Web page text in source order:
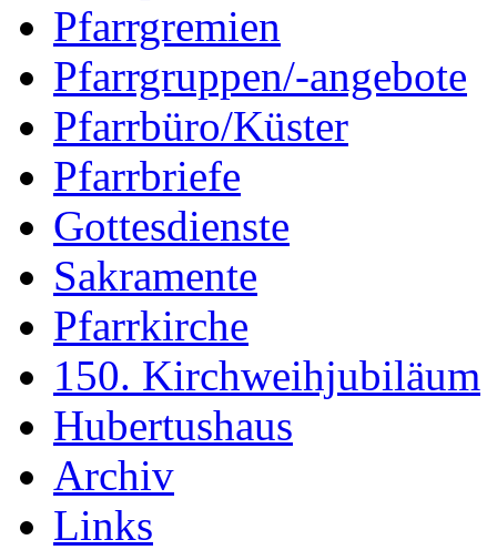
Pfarrgremien
Pfarrgruppen/-angebote
Pfarrbüro/Küster
Pfarrbriefe
Gottesdienste
Sakramente
Pfarrkirche
150. Kirchweihjubiläum
Hubertushaus
Archiv
Links